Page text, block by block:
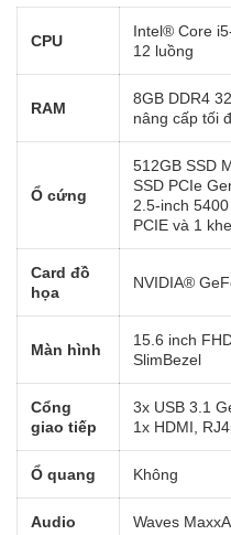
CPU
Intel® Core
12 luồng
RAM
8GB DDR4
nâng cấp tối
Ổ cứng
512GB SSD
SSD PCIe
2.5-inch
PCIE và 1
Card đồ
họa
NVIDIA®
Màn hình
15.6 inch
SlimBezel
Cổng
giao tiếp
3x USB 3.1
1x HDMI,
Ổ quang Không
Audio Waves